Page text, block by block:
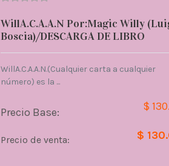
WillA.C.A.A.N Por:Magic Willy
Boscia)/DESCARGA DE LIBRO
WillA.C.A.A.N.(Cualquier carta a cualquier
número) es la ...
Precio Base: $
Precio de venta: $